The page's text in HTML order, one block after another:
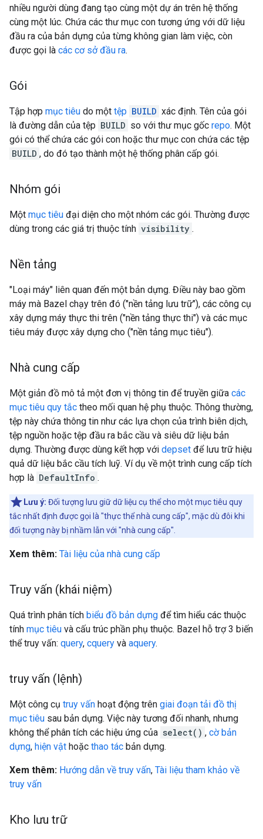
nhiều người dùng đang tạo cùng một dự án trên hệ thống
cùng một lúc. Chứa các thư mục con tương ứng với dữ liệu
đầu ra của bản dựng của từng không gian làm việc, còn
được gọi là các cơ sở đầu ra.
Gói
Tập hợp mục tiêu do một tệp BUILD xác định. Tên của gói
là đường dẫn của tệp BUILD so với thư mục gốc repo. Một
gói có thể chứa các gói con hoặc thư mục con chứa các tệp
BUILD , do đó tạo thành một hệ thống phân cấp gói.
Nhóm gói
Một mục tiêu đại diện cho một nhóm các gói. Thường được
dùng trong các giá trị thuộc tính visibility .
Nền tảng
"Loại máy" liên quan đến một bản dựng. Điều này bao gồm
máy mà Bazel chạy trên đó ("nền tảng lưu trữ"), các công cụ
xây dựng máy thực thi trên ("nền tảng thực thi") và các mục
tiêu máy được xây dựng cho ("nền tảng mục tiêu").
Nhà cung cấp
Một giản đồ mô tả một đơn vị thông tin để truyền giữa các
mục tiêu quy tắc theo mối quan hệ phụ thuộc. Thông thường,
tệp này chứa thông tin như các lựa chọn của trình biên dịch,
tệp nguồn hoặc tệp đầu ra bắc cầu và siêu dữ liệu bản
dựng. Thường được dùng kết hợp với depset để lưu trữ hiệu
quả dữ liệu bắc cầu tích luỹ. Ví dụ về một trình cung cấp tích
hợp là DefaultInfo .
Lưu ý: Đối tượng lưu giữ dữ liệu cụ thể cho một mục tiêu quy
tắc nhất định được gọi là "thực thể nhà cung cấp", mặc dù đôi khi
đối tượng này bị nhầm lẫn với "nhà cung cấp".
Xem thêm: Tài liệu của nhà cung cấp
Truy vấn (khái niệm)
Quá trình phân tích biểu đồ bản dựng để tìm hiểu các thuộc
tính mục tiêu và cấu trúc phần phụ thuộc. Bazel hỗ trợ 3 biến
thể truy vấn: query, cquery và aquery.
truy vấn (lệnh)
Một công cụ truy vấn hoạt động trên giai đoạn tải đồ thị
mục tiêu sau bản dựng. Việc này tương đối nhanh, nhưng
không thể phân tích các hiệu ứng của select() , cờ bản
dựng, hiện vật hoặc thao tác bản dựng.
Xem thêm: Hướng dẫn về truy vấn, Tài liệu tham khảo về
truy vấn
Kho lưu trữ